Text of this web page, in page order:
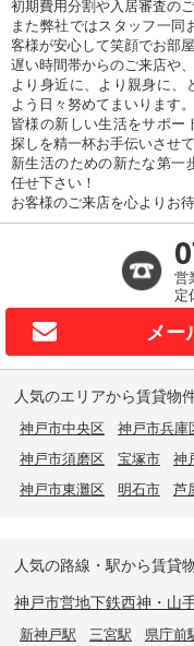
初期費用分割や入居審査の
また弊社ではスタッフ一同
客様が安心して笑顔でお部
遅い時間帯からのご来店や
より身近に、より親身に、
よう日々努めてまいります。
皆様の新しい生活をサポー
探しを精一杯お手伝いさせて
新生活のための新たな第一
任せ下さい！
お客様のご来店を心よりお
営
定
メー
人気のエリアから賃貸物
神戸市中央区 神戸市兵庫
神戸市須磨区
宝塚市 神
神戸市東灘区
明石市 芦
人気の路線・駅から賃貸
神戸市営地下鉄西神・山
新神戸駅 三宮駅 県庁前